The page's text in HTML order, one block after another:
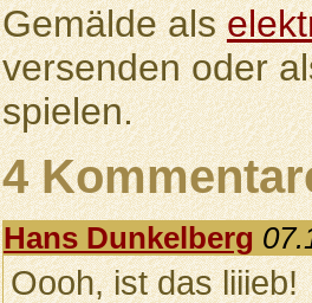
Gemälde als
versenden oder
spielen.
4
Hans Dunkelberg
Oooh, ist das liiieb!